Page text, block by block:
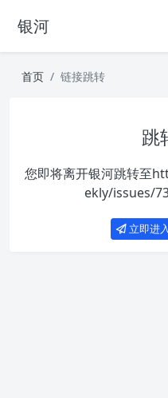
银河
首页 链接跳转
跳
您即将离开银河跳转至
ekly/issues/
立即进入